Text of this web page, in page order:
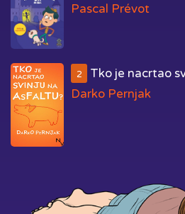
Pascal Prévot
2
Tko je nacrtao
Darko Pernjak